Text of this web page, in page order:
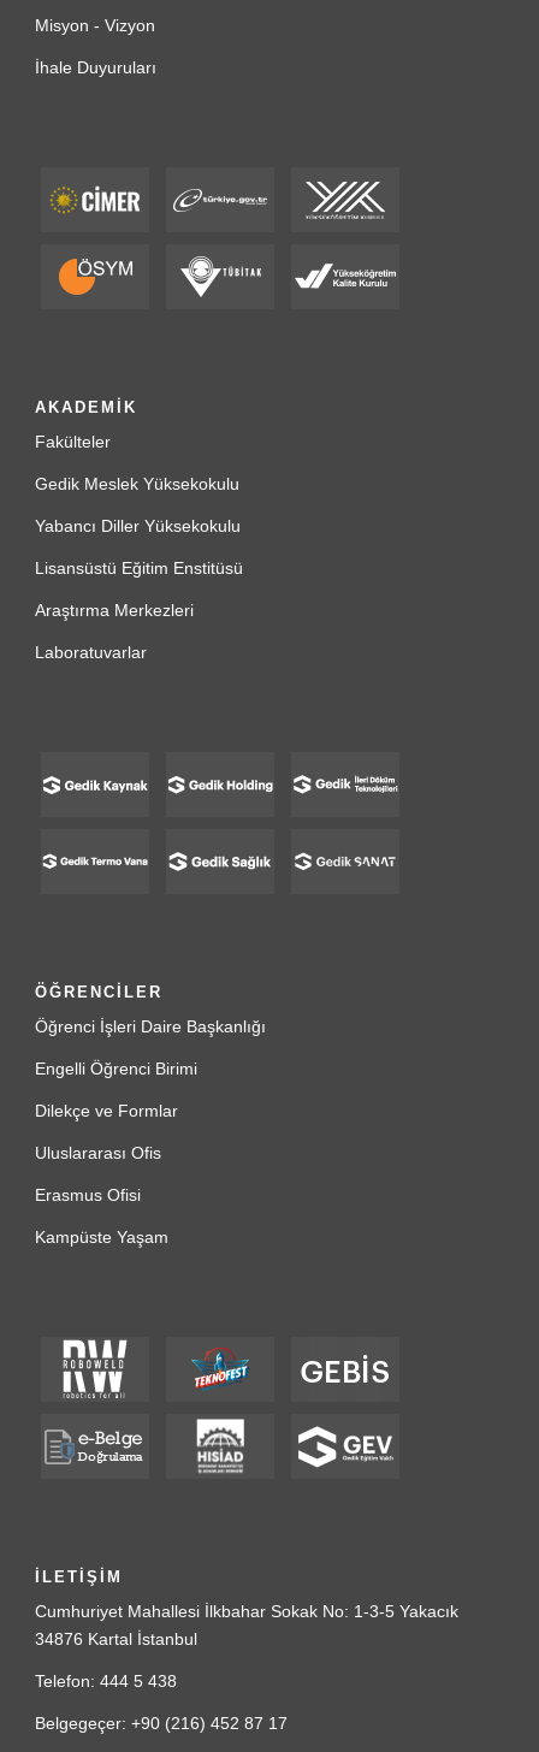
Misyon - Vizyon
İhale Duyuruları
AKADEMİK
Fakülteler
Gedik Meslek Yüksekokulu
Yabancı Diller Yüksekokulu
Lisansüstü Eğitim Enstitüsü
Araştırma Merkezleri
Laboratuvarlar
ÖĞRENCİLER
Öğrenci İşleri Daire Başkanlığı
Engelli Öğrenci Birimi
Dilekçe ve Formlar
Uluslararası Ofis
Erasmus Ofisi
Kampüste Yaşam
İLETİŞİM
Cumhuriyet Mahallesi İlkbahar Sokak No: 1-3-5 Yakacık
34876 Kartal İstanbul
Telefon: 444 5 438
Belgegeçer: +90 (216) 452 87 17